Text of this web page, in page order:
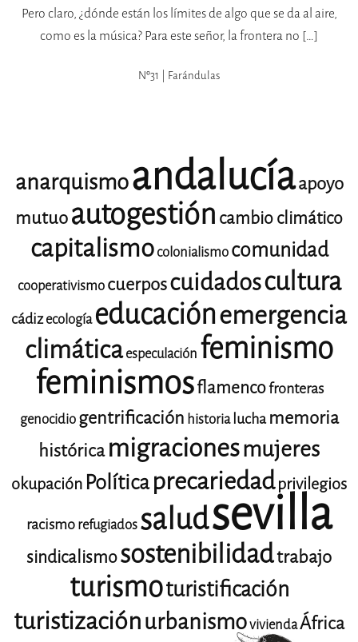
Pero claro, ¿dónde están los límites de algo que se da al aire,
como es la música? Para este señor, la frontera no […]
Nº31 | Farándulas
anarquismoandalucíaapoyo
mutuoautogestión cambio climático
capitalismocolonialismocomunidad
cooperativismocuerposcuidadoscultura
cádizecología educaciónemergencia
climáticaespeculación feminismo
feminismosflamencofronteras
genocidiogentrificación historia lucha memoria
histórica migracionesmujeres
okupaciónPolíticaprecariedadprivilegios
racismorefugiadossaludsevilla
sindicalismosostenibilidadtrabajo
turismoturistificación
turistizaciónurbanismoviviendaÁfrica